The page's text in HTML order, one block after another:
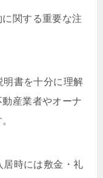
関する重要な注
明書を十分に理解
産業者やオーナ
居時には敷金・礼